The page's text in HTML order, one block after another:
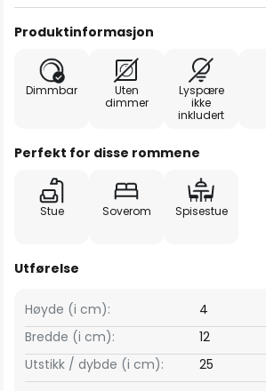
Produktinformasjon
Dimmbar
Uten
dimmer
Lyspære
ikke
inkludert
Perfekt for disse rommene
Stue Soverom Spisestue
Utførelse
Bredde (i cm): 12
Høyde (i cm): 4
Utstikk / dybde (i cm): 25